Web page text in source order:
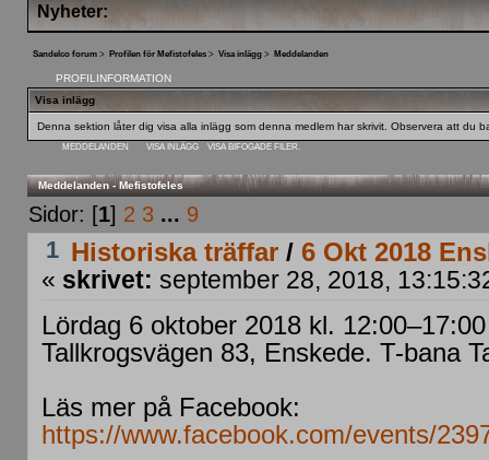
Nyheter:
Sandelco forum> Profilen för Mefistofeles> Visa inlägg> Meddelanden
PROFILINFORMATION
Visa inlägg
Denna sektion låter dig visa alla inlägg som denna medlem har skrivit. Observera att du
MEDDELANDEN VISA INLÄGG VISA BIFOGADE FILER.
Meddelanden - Mefistofeles
Sidor: [1] 2 3 ... 9
1 Historiska träffar / 6 Okt 2018
« skrivet: september 28, 2018,
Lördag 6 oktober 2018 kl. 12:00–17:00
Tallkrogsvägen 83, Enskede. T-bana
Läs mer på Facebook:
https://www.facebook.com/events/